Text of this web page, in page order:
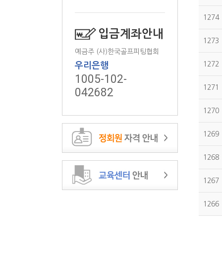
입금계좌안내
예금주 (사)한국골프피팅협회
우리은행
1005-102-
042682
1274
1273
1272
1271
1270
1269
1268
1267
1266